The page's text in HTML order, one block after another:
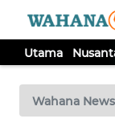
Utama
Wahana
TV
Tutup